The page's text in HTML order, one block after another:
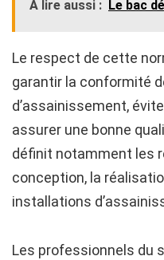
À lire aussi : Le bac
Le respect de cette
garantir la conformité
d’assainissement,
assurer une bonne
définit notamment les
conception, la
installations
Les professionnels du